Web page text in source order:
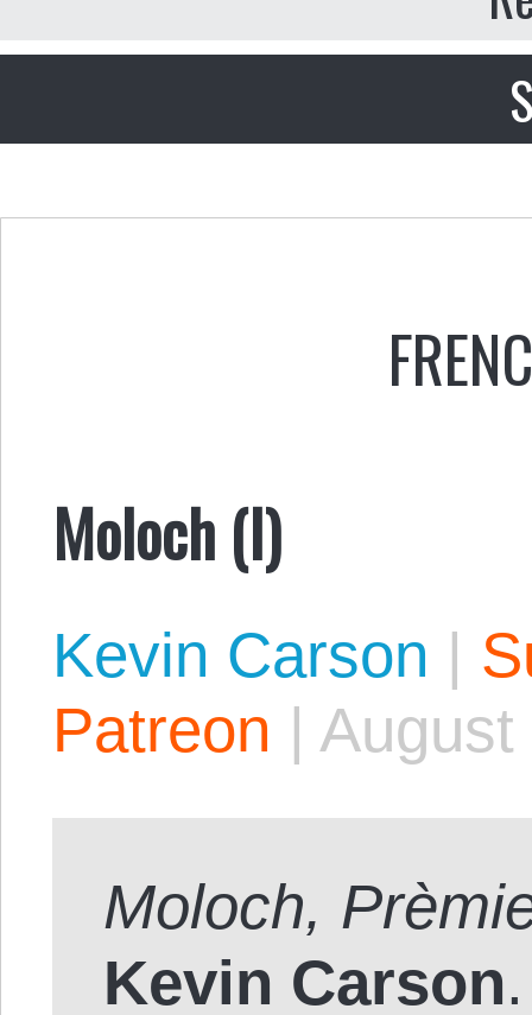
Moloch (I)
Kevin Carson |
Patreon |
Moloch,
Kevin Carson